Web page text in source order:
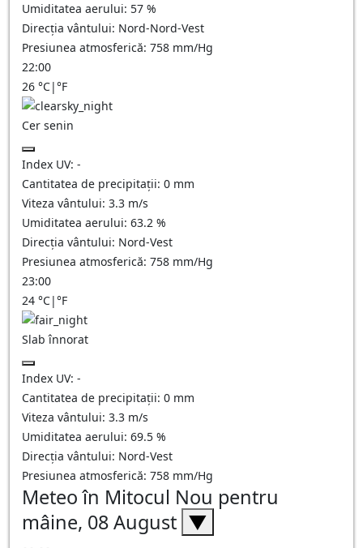
Umiditatea aerului: 57 %
Direcția vântului: Nord-Nord-Vest
Presiunea atmosferică: 758 mm/Hg
22:00
26 °C|°F
Cer senin
Index UV: -
Cantitatea de precipitații: 0 mm
Viteza vântului: 3.3 m/s
Umiditatea aerului: 63.2 %
Direcția vântului: Nord-Vest
Presiunea atmosferică: 758 mm/Hg
23:00
24 °C|°F
Slab înnorat
Index UV: -
Cantitatea de precipitații: 0 mm
Viteza vântului: 3.3 m/s
Umiditatea aerului: 69.5 %
Direcția vântului: Nord-Vest
Presiunea atmosferică: 758 mm/Hg
Meteo în Mitocul Nou pentru
mâine, 08 August ▼